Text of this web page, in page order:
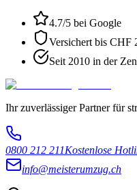
4.7/5 bei Google
Versichert bis CHF
Seit 2010 in der
Ihr zuverlässiger Partner für
0800 212 211Kostenlose
info@meisterumzug.ch